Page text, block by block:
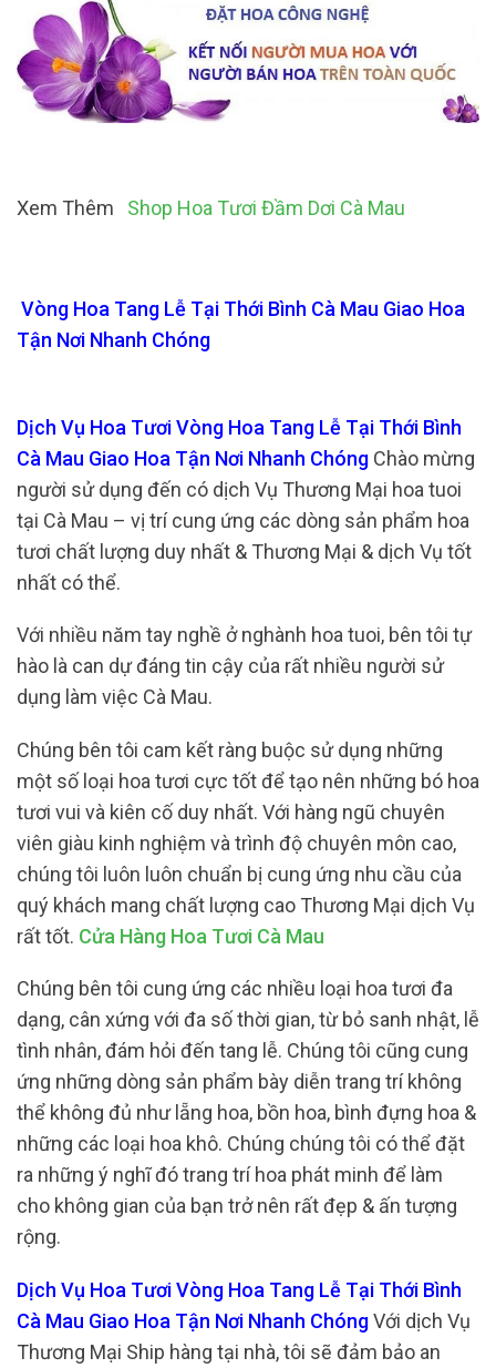
Xem Thêm Shop Hoa Tươi Đầm Dơi Cà Mau
Vòng Hoa Tang Lễ Tại Thới Bình Cà Mau Giao Hoa
Tận Nơi Nhanh Chóng
Dịch Vụ Hoa Tươi Vòng Hoa Tang Lễ Tại Thới Bình
Cà Mau Giao Hoa Tận Nơi Nhanh Chóng Chào mừng
người sử dụng đến có dịch Vụ Thương Mại hoa tuoi
tại Cà Mau – vị trí cung ứng các dòng sản phẩm hoa
tươi chất lượng duy nhất & Thương Mại & dịch Vụ tốt
nhất có thể.
Với nhiều năm tay nghề ở nghành hoa tuoi, bên tôi tự
hào là can dự đáng tin cậy của rất nhiều người sử
dụng làm việc Cà Mau.
Chúng bên tôi cam kết ràng buộc sử dụng những
một số loại hoa tươi cực tốt để tạo nên những bó hoa
tươi vui và kiên cố duy nhất. Với hàng ngũ chuyên
viên giàu kinh nghiệm và trình độ chuyên môn cao,
chúng tôi luôn luôn chuẩn bị cung ứng nhu cầu của
quý khách mang chất lượng cao Thương Mại dịch Vụ
rất tốt. Cửa Hàng Hoa Tươi Cà Mau
Chúng bên tôi cung ứng các nhiều loại hoa tươi đa
dạng, cân xứng với đa số thời gian, từ bỏ sanh nhật, lễ
tình nhân, đám hỏi đến tang lễ. Chúng tôi cũng cung
ứng những dòng sản phẩm bày diễn trang trí không
thể không đủ như lẵng hoa, bồn hoa, bình đựng hoa &
những các loại hoa khô. Chúng chúng tôi có thể đặt
ra những ý nghĩ đó trang trí hoa phát minh để làm
cho không gian của bạn trở nên rất đẹp & ấn tượng
rộng.
Dịch Vụ Hoa Tươi Vòng Hoa Tang Lễ Tại Thới Bình
Cà Mau Giao Hoa Tận Nơi Nhanh ChóngVới dịch Vụ
Thương Mại Ship hàng tại nhà, tôi sẽ đảm bảo an